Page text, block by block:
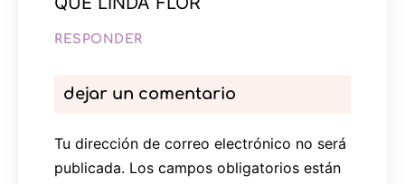
RESPONDER
dejar un comentario
Tu dirección de correo electrónico no será
publicada. Los campos obligatorios están